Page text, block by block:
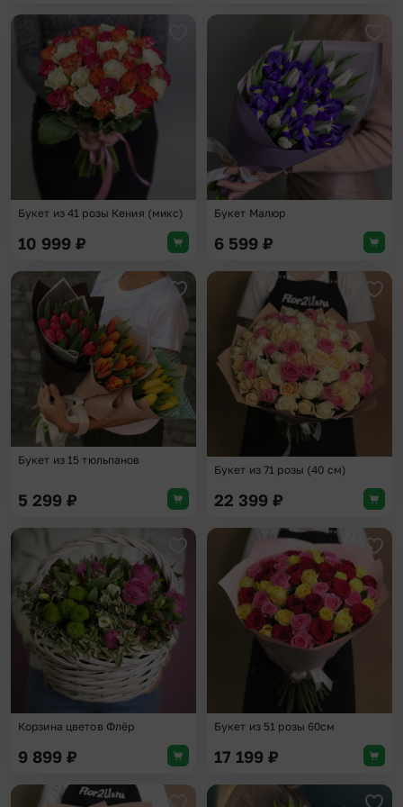
Добавить в избранное
Букет из 41 розы Кения (микс)
10 999 ₽
Букет Малюр
6 599 ₽
Добавить в избранное
Букет из 15 тюльпанов
5 299 ₽
Букет из 71 розы (40 см)
22 399 ₽
Добавить в избранное
Корзина цветов Флёр
9 899 ₽
Букет из 51 розы 60см
17 199 ₽